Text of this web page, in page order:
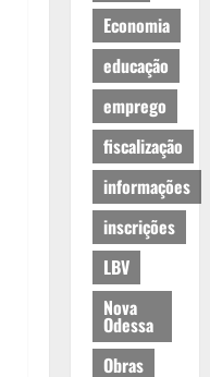
Economia
educação
emprego
fiscalização
informações
inscrições
LBV
Nova
Odessa
Obras